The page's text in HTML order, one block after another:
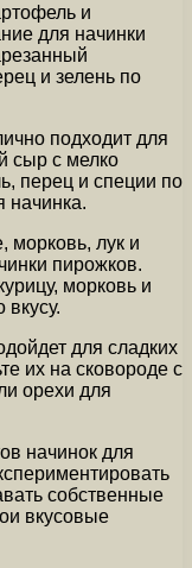
и
для начинки
и зелень по
подходит для
сыр с мелко
перец и специи по
начинка.
морковь, лук и
пирожков.
морковь и
вкусу.
для сладких
их на сковороде с
орехи для
начинок для
собственные
вкусовые